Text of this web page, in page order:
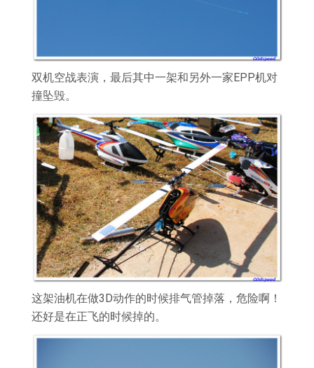
双机空战表演，最后其中一架和另外一家EPP机对
撞坠毁。
这架油机在做3D动作的时候排气管掉落，危险啊！
还好是在正飞的时候掉的。